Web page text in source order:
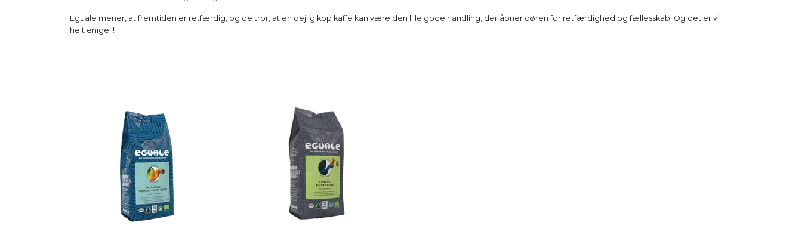
Eguale mener, at fremtiden er retfærdig, og de tror, at en dejlig kop kaffe kan være den lille gode handling, der åbner døren for retfærdighed og fællesskab. Og det er vi
helt enige i!